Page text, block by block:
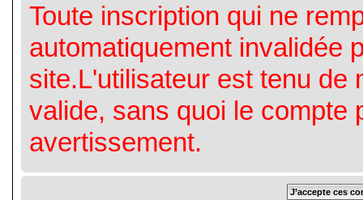
Toute inscription qui ne
automatiquement invalidée
site.L'utilisateur est tenu de
valide, sans quoi le compte
avertissement.